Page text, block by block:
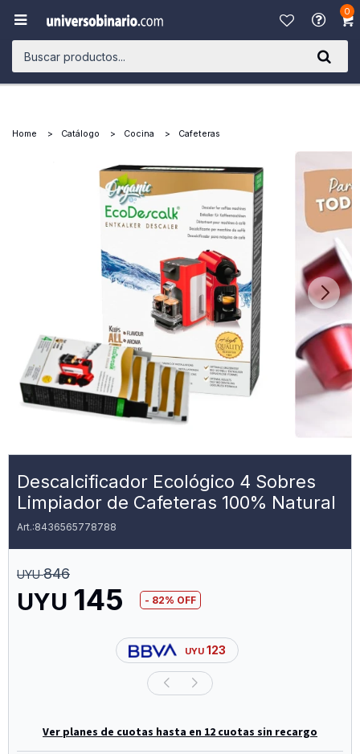
0

Home Catálogo Cocina Cafeteras
Descalcificador Ecológico 4 Sobres
Limpiador de Cafeteras 100% Natural
8436565778788
UYU 145
UYU 846
82
UYU 123
Ver planes de cuotas hasta en 12 cuotas sin recargo